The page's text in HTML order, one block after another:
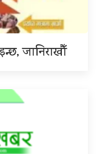
जानिराखौँ